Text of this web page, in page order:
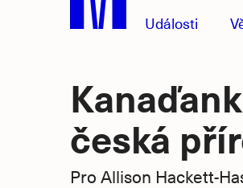
Události
česká
Pro Allison Hackett-